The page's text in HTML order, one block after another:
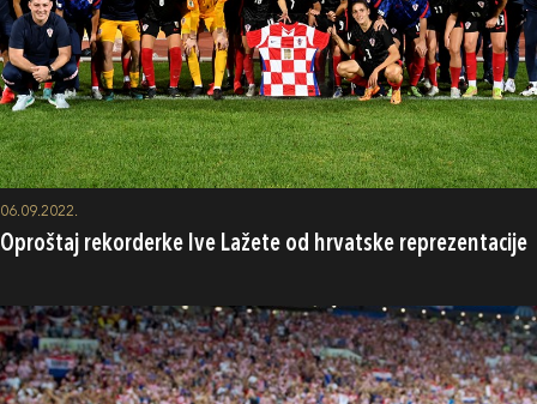
06.09.2022.
Oproštaj rekorderke Ive Lažete od hrvatske reprezentacije